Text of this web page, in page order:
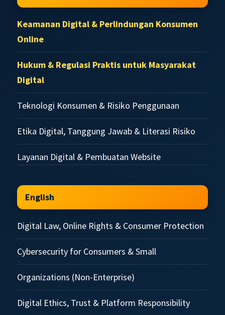
Keamanan Digital & Perlindungan Konsumen
Online
Hukum & Regulasi Praktis untuk Masyarakat
Digital
Teknologi Konsumen & Risiko Penggunaan
Etika Digital, Tanggung Jawab & Literasi Risiko
Layanan Digital & Pembuatan Website
English
Digital Law, Online Rights & Consumer Protection
Cybersecurity for Consumers & Small
Organizations (Non-Enterprise)
Digital Ethics, Trust & Platform Responsibility